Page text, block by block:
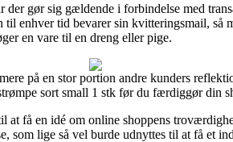
gør sig gældende i forbindelse med
enhver tid bevarer sin kvitteringsmail, så
en vare til en dreng eller pige.
på en stor portion andre kunders
sort small 1 stk før du færdiggør din
få en idé om online shoppens
som lige så vel burde udnyttes til at få et